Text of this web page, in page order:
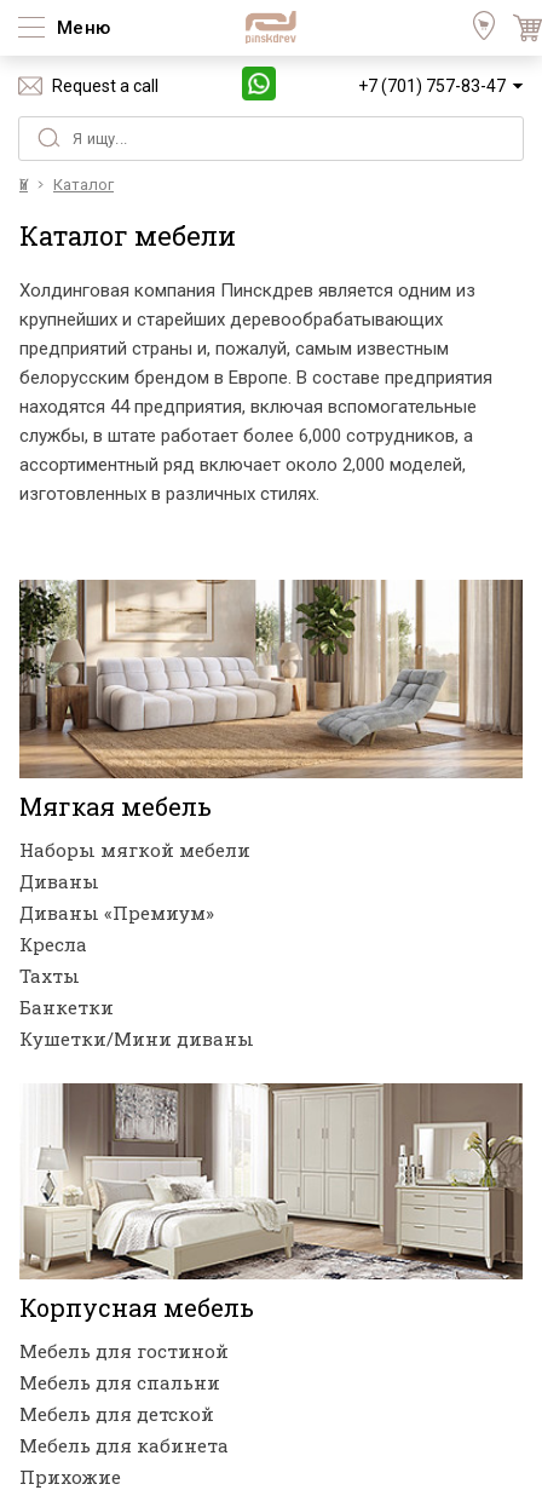
Меню
Request a call +7 (701) 757-83-47
Үй Каталог
Каталог мебели
Холдинговая компания Пинскдрев является одним из
крупнейших и старейших деревообрабатывающих
предприятий страны и, пожалуй, самым известным
белорусским брендом в Европе. В составе предприятия
находятся 44 предприятия, включая вспомогательные
службы, в штате работает более 6,000 сотрудников, а
ассортиментный ряд включает около 2,000 моделей,
изготовленных в различных стилях.
Мягкая мебель
Наборы мягкой мебели
Диваны
Диваны «Премиум»
Кресла
Тахты
Банкетки
Кушетки/Мини диваны
Корпусная мебель
Мебель для гостиной
Мебель для спальни
Мебель для детской
Мебель для кабинета
Прихожие